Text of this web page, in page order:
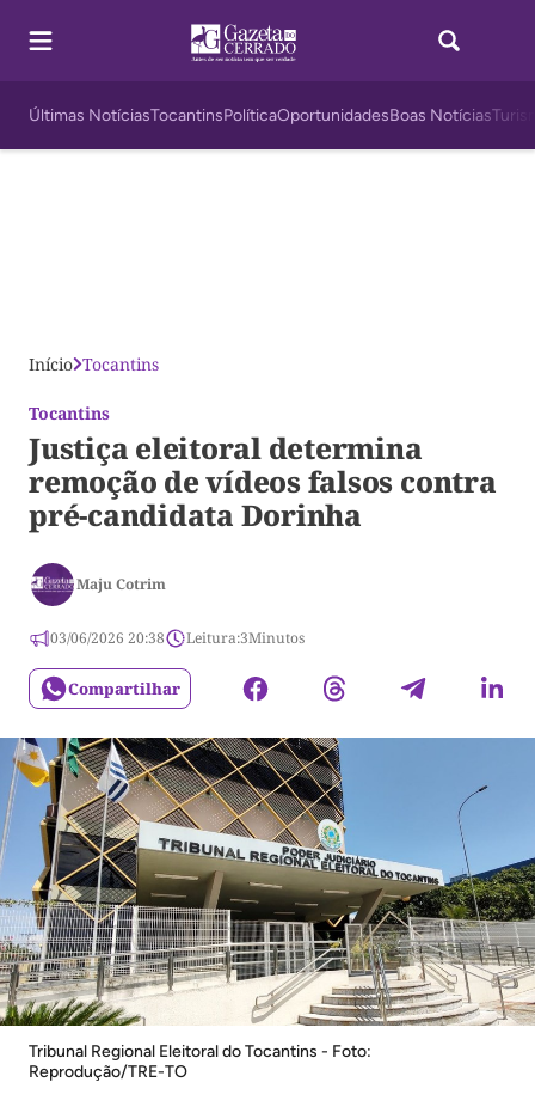
Últimas NotíciasTocantinsPolíticaOportunidadesBoas Notícias
Início Tocantins
Tocantins
Justiça eleitoral determina
remoção de vídeos falsos contra
pré-candidata Dorinha
Maju Cotrim
03/06/2026 20:38 Leitura:3Minutos
Compartilhar
Tribunal Regional Eleitoral do Tocantins - Foto:
Reprodução/TRE-TO